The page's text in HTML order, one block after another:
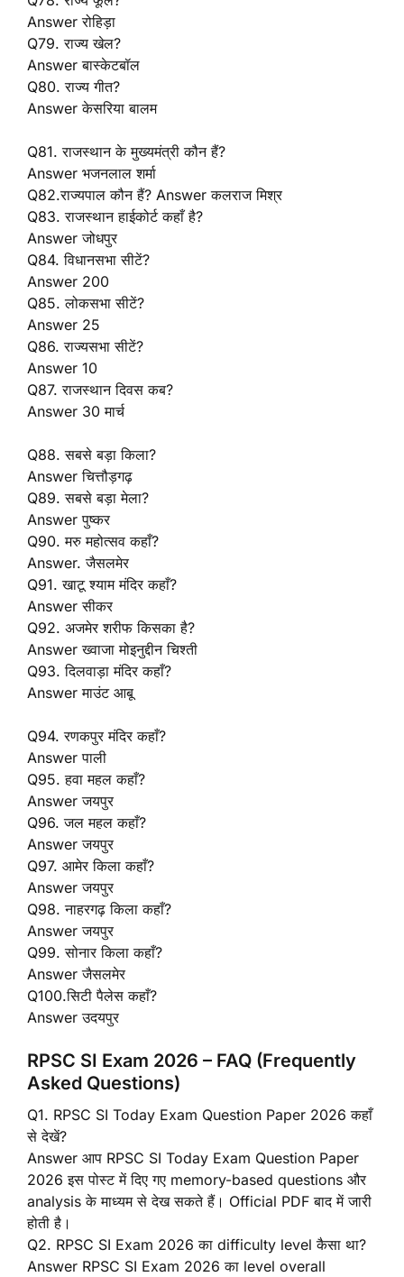
Answer रोहिड़ा
Q79. राज्य खेल?
Answer बास्केटबॉल
Q80. राज्य गीत?
Answer केसरिया बालम
Q81. राजस्थान के मुख्यमंत्री कौन हैं?
Answer भजनलाल शर्मा
Q82.राज्यपाल कौन हैं? Answer कलराज मिश्र
Q83. राजस्थान हाईकोर्ट कहाँ है?
Answer जोधपुर
Q84. विधानसभा सीटें?
Answer 200
Q85. लोकसभा सीटें?
Answer 25
Q86. राज्यसभा सीटें?
Answer 10
Q87. राजस्थान दिवस कब?
Answer 30 मार्च
Q88. सबसे बड़ा किला?
Answer चित्तौड़गढ़
Q89. सबसे बड़ा मेला?
Answer पुष्कर
Q90. मरु महोत्सव कहाँ?
Answer. जैसलमेर
Q91. खाटू श्याम मंदिर कहाँ?
Answer सीकर
Q92. अजमेर शरीफ किसका है?
Answer ख्वाजा मोइनुद्दीन चिश्ती
Q93. दिलवाड़ा मंदिर कहाँ?
Answer माउंट आबू
Q94. रणकपुर मंदिर कहाँ?
Answer पाली
Q95. हवा महल कहाँ?
Answer जयपुर
Q96. जल महल कहाँ?
Answer जयपुर
Q97. आमेर किला कहाँ?
Answer जयपुर
Q98. नाहरगढ़ किला कहाँ?
Answer जयपुर
Q99. सोनार किला कहाँ?
Answer जैसलमेर
Q100.सिटी पैलेस कहाँ?
Answer उदयपुर
RPSC SI Exam 2026 – FAQ (Frequently
Asked Questions)
Q1. RPSC SI Today Exam Question Paper 2026 कहाँ
से देखें?
Answer आप RPSC SI Today Exam Question Paper
2026 इस पोस्ट में दिए गए memory-based questions और
analysis के माध्यम से देख सकते हैं। Official PDF बाद में जारी
होती है।
Q2. RPSC SI Exam 2026 का difficulty level कैसा था?
Answer RPSC SI Exam 2026 का level overall